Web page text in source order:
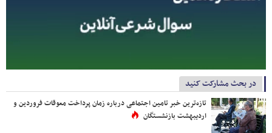
در بحث مشارکت کنید
تازه‌ترین خبر تامین اجتماعی درباره زمان پرداخت معوقات فروردین و
اردیبهشت بازنشستگان